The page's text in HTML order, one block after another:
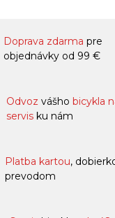
Doprava zdarma pre
objednávky od 99 €
Odvoz vášho bicykla
servis ku nám
Platba kartou,
prevodom